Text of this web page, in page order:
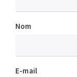
Nom
E-mail